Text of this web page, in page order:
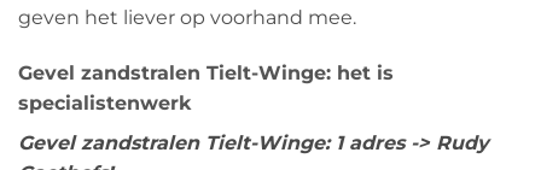
geven het liever op voorhand mee.
Gevel zandstralen Tielt-Winge: het is
specialistenwerk
Gevel zandstralen Tielt-Winge: 1 adres -> Rudy